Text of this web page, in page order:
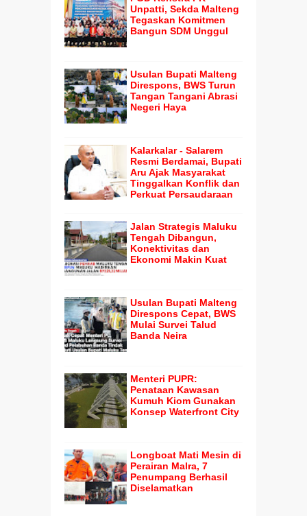
Unpatti, Sekda Malteng
Tegaskan Komitmen
Bangun SDM Unggul
Usulan Bupati Malteng
Direspons, BWS Turun
Tangan Tangani Abrasi
Negeri Haya
Kalarkalar - Salarem
Resmi Berdamai, Bupati
Aru Ajak Masyarakat
Tinggalkan Konflik dan
Perkuat Persaudaraan
Jalan Strategis Maluku
Tengah Dibangun,
Konektivitas dan
Ekonomi Makin Kuat
Usulan Bupati Malteng
Direspons Cepat, BWS
Mulai Survei Talud
Banda Neira
Menteri PUPR:
Penataan Kawasan
Kumuh Kiom Gunakan
Konsep Waterfront City
Longboat Mati Mesin di
Perairan Malra, 7
Penumpang Berhasil
Diselamatkan